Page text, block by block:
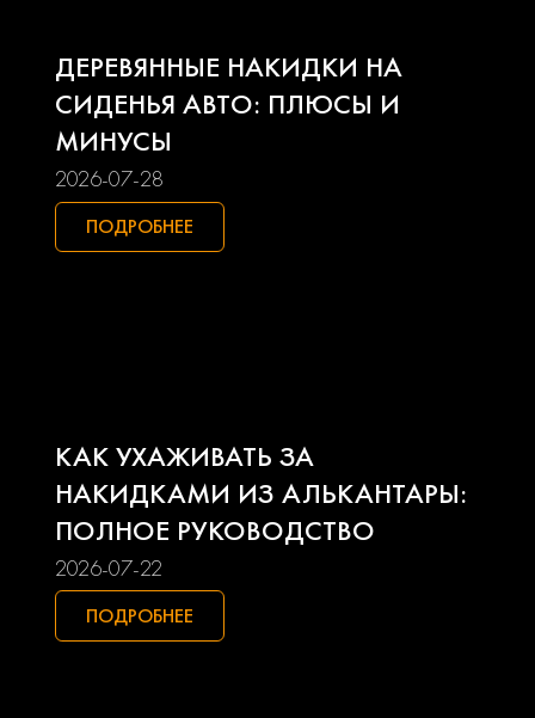
Lifan Mazda
Mitsubishi
Seat Skoda
Smart Ssangyong
Subaru
ДЕРЕВЯННЫЕ НАКИДКИ НА
СИДЕНЬЯ АВТО: ПЛЮСЫ И
МИНУСЫ
2026-07-28
ПОДРОБНЕЕ
КАК УХАЖИВАТЬ ЗА
НАКИДКАМИ ИЗ АЛЬКАНТАРЫ:
ПОЛНОЕ РУКОВОДСТВО
2026-07-22
ПОДРОБНЕЕ